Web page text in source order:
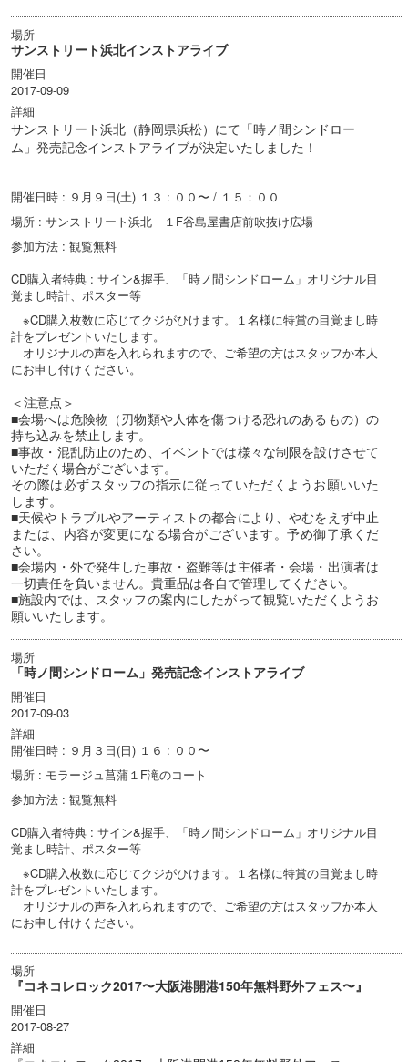
場所
サンストリート浜北インストアライブ
開催日
2017-09-09
詳細
サンストリート浜北（静岡県浜松）にて「時ノ間シンドロー
ム」発売記念インストアライブが決定いたしました！
開催日時 : ９月９日(土) １３ : ００〜 / １５：００
場所 : サンストリート浜北 １F谷島屋書店前吹抜け広場
参加方法 : 観覧無料
CD購入者特典 : サイン&握手、「時ノ間シンドローム」オリジナル目
覚まし時計、ポスター等
※CD購入枚数に応じてクジがひけます。１名様に特賞の目覚まし時
計をプレゼントいたします。
オリジナルの声を入れられますので、ご希望の方はスタッフか本人
にお申し付けください。
＜注意点＞
■会場へは危険物（刃物類や人体を傷つける恐れのあるもの）の
持ち込みを禁止します。
■事故・混乱防止のため、イベントでは様々な制限を設けさせて
いただく場合がございます。
その際は必ずスタッフの指示に従っていただくようお願いいた
します。
■天候やトラブルやアーティストの都合により、やむをえず中止
または、内容が変更になる場合がございます。予め御了承くだ
さい。
■会場内・外で発生した事故・盗難等は主催者・会場・出演者は
一切責任を負いません。貴重品は各自で管理してください。
■施設内では、スタッフの案内にしたがって観覧いただくようお
願いいたします。
場所
「時ノ間シンドローム」発売記念インストアライブ
開催日
2017-09-03
詳細
開催日時 : ９月３日(日) １６ : ００〜
場所 : モラージュ菖蒲１F滝のコート
参加方法 : 観覧無料
CD購入者特典 : サイン&握手、「時ノ間シンドローム」オリジナル目
覚まし時計、ポスター等
※CD購入枚数に応じてクジがひけます。１名様に特賞の目覚まし時
計をプレゼントいたします。
オリジナルの声を入れられますので、ご希望の方はスタッフか本人
にお申し付けください。
場所
『コネコレロック2017〜大阪港開港150年無料野外フェス〜』
開催日
2017-08-27
詳細